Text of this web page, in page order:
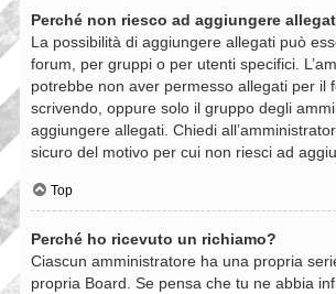
Perché non riesco ad aggiungere
La possibilità di aggiungere allegati può
forum, per gruppi o per utenti specifici.
potrebbe non aver permesso allegati per il
scrivendo, oppure solo il gruppo degli
aggiungere allegati. Chiedi
sicuro del motivo per cui non riesci ad
Top
Perché ho ricevuto un richiamo?
Ciascun amministratore ha una propria
propria Board. Se pensa che tu ne abbia